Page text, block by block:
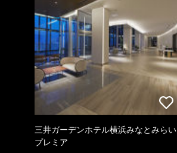
三井ガーデンホテル横浜みなとみらい
プレミア